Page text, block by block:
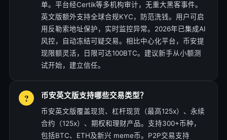
单。平台经Certik等多机构审计，无重大黑客事件。
英文版额外支持全球合规KYC，防范洗钱。用户可启
用反勒索地址保护，实时监控异常。2026年已集成AI
风控，自动冻结可疑交易。相比中心化平台，币安提
现限额灵活，日限可达100BTC。建议新手从小额测
试开始，建立信任。
币安英文版支持哪些交易类型？
币安英文版覆盖现货、杠杆现货（最高125x）、永续
合约（125x）、期权和理财产品。支持300+币种，
包括BTC、ETH及新兴 meme币。P2P交易支持